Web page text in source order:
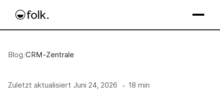
Blog/CRM-Zentrale
Zuletzt aktualisiert Juni 24, 2026 • 18 min